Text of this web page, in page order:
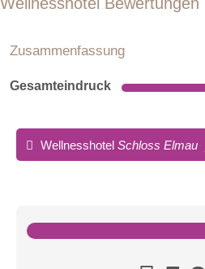
Zusammenfassung
Gesamteindruck
Wellnesshotel Schloss Elmau